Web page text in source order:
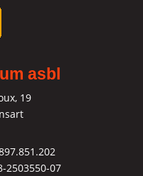
asbl
19
2503550-07